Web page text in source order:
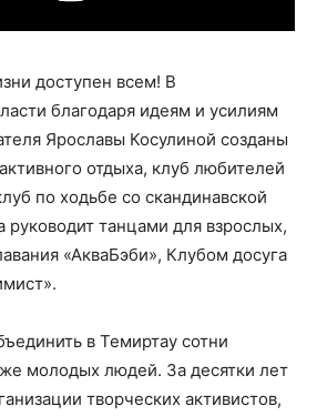
доступен всем! В
благодаря идеям и усилиям
Ярославы Косулиной созданы
отдыха, клуб любителей
по ходьбе со скандинавской
руководит танцами для взрослых,
«АкваБэби», Клубом досуга
в Темиртау сотни
молодых людей. За десятки лет
творческих активистов,